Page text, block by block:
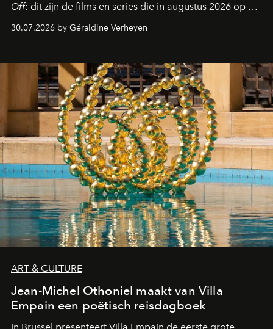
Off: dit zijn de films en series die in augustus 2026 op de
streamingplatformen verschijnen.
30.07.2026 by Géraldine Verheyen
ART & CULTURE
Jean-Michel Othoniel maakt van Villa
Empain een poëtisch reisdagboek